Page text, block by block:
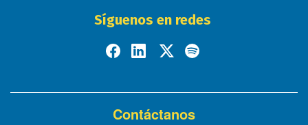
Síguenos en redes
Contáctanos